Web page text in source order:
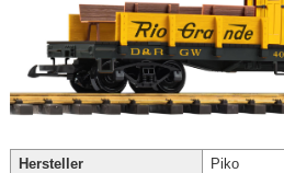
Hersteller
Piko